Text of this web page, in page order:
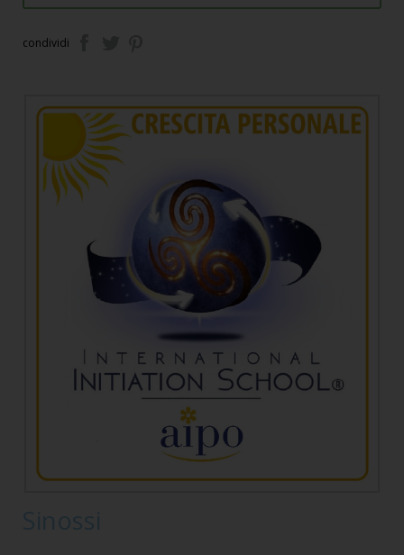
condividi